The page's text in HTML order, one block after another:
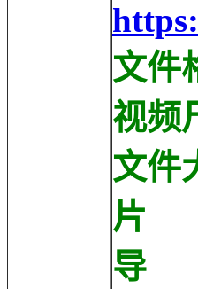
文件
视频
文件
片
导